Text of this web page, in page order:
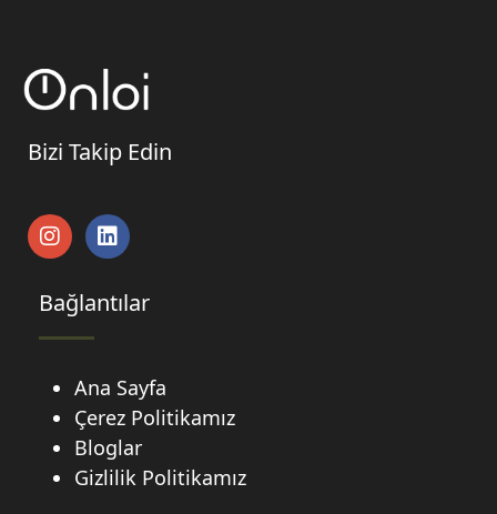
Bizi Takip Edin
Bağlantılar
Ana Sayfa
Çerez Politikamız
Bloglar
Gizlilik Politikamız